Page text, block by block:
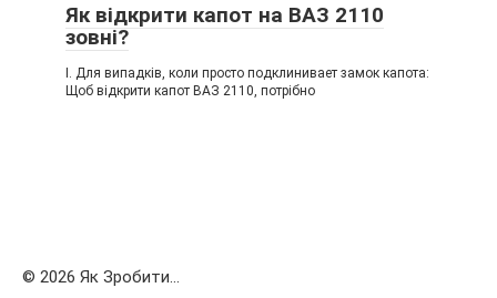
Як відкрити капот на ВАЗ 2110
зовні?
I. Для випадків, коли просто подклинивает замок капота:
Щоб відкрити капот ВАЗ 2110, потрібно
© 2026 Як Зробити...